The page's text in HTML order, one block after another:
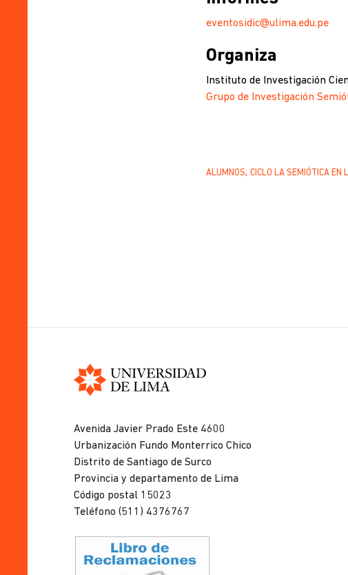
eventosidic@ulima.edu.pe
Organiza
Instituto de Investigación
Grupo de Investigación
ALUMNOS CICLO LA SEMIÓTICA EN
Avenida Javier Prado Este 4600
Urbanización Fundo Monterrico Chico
Distrito de Santiago de Surco
Provincia y departamento de Lima
Código postal 15023
Teléfono (511) 4376767